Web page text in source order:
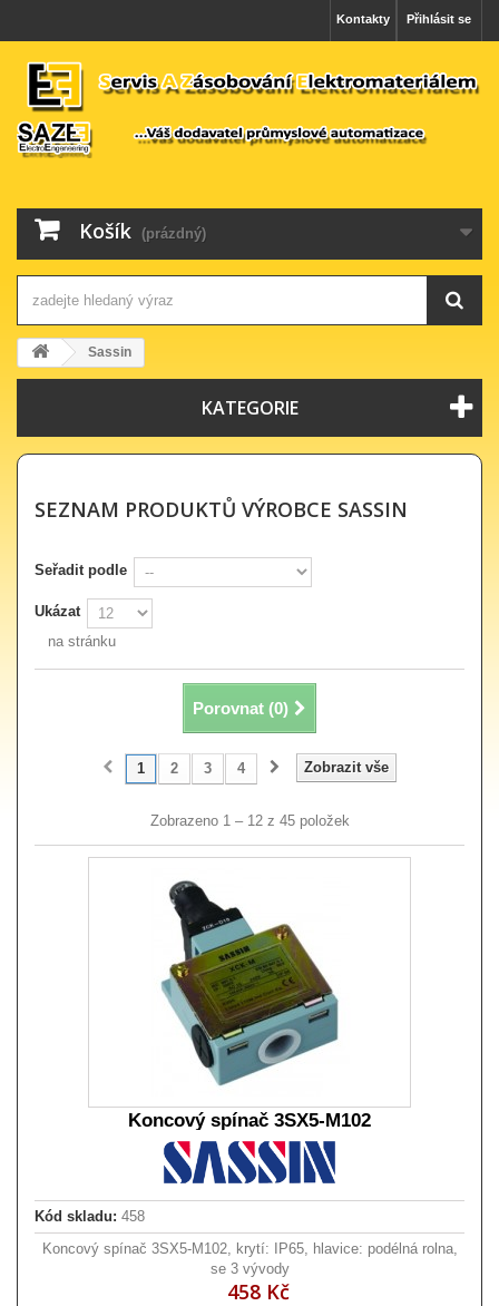
Přihlásit se
Kontakty
Košík (prázdný)
Sassin
KATEGORIE
SEZNAM PRODUKTŮ VÝROBCE SASSIN
Seřadit podle
Ukázat
na stránku
Porovnat (0)
Zobrazit vše
1 2 3 4
Zobrazeno 1 – 12 z 45 položek
Koncový spínač 3SX5-M102
Kód skladu: 458
Koncový spínač 3SX5-M102, krytí: IP65, hlavice: podélná rolna,
se 3 vývody
458 Kč